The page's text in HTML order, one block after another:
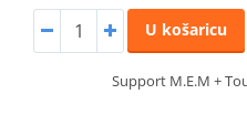
U košaricu
Support M.E.M +